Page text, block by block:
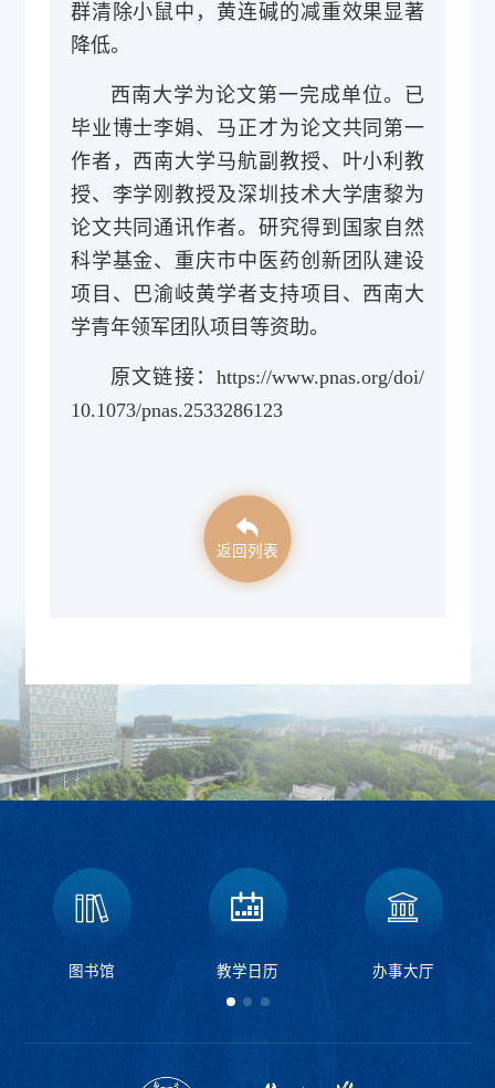
群清除小鼠中，黄连碱的减重效果显著
降低。
西南大学为论文第一完成单位。已
毕业博士李娟、马正才为论文共同第一
作者，西南大学马航副教授、叶小利教
授、李学刚教授及深圳技术大学唐黎为
论文共同通讯作者。研究得到国家自然
科学基金、重庆市中医药创新团队建设
项目、巴渝岐黄学者支持项目、西南大
学青年领军团队项目等资助。
原文链接：https://www.pnas.org/doi/
10.1073/pnas.2533286123
返回列表
图书馆 教学日历 办事大厅